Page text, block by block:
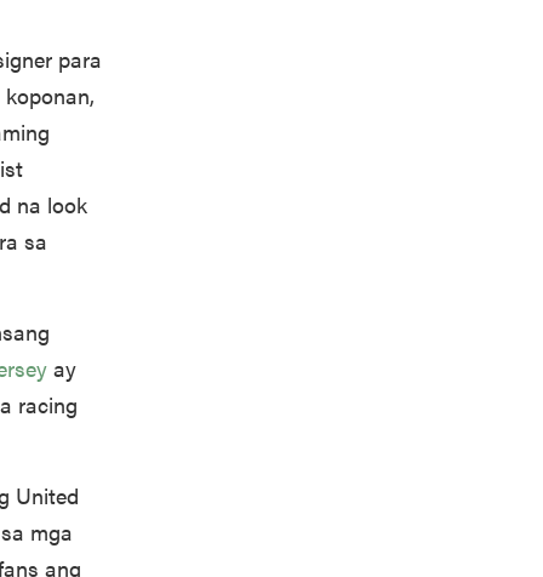
para
na look
sa
ay
racing
United
mga
ang